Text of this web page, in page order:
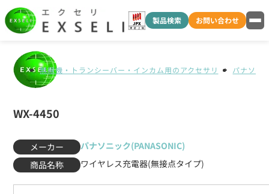
製品検索 お問い合わせ
無線機・トランシーバー・インカム用のアクセサリ パナソニ
WX-4450
メーカー
パナソニック(PANASONIC)
商品名称
ワイヤレス充電器(無接点タイプ)